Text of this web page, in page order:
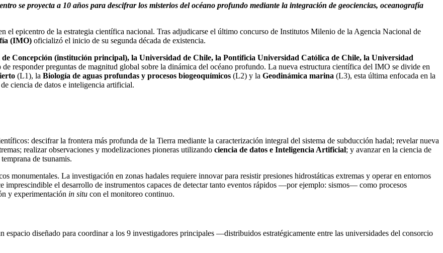
se proyecta a 10 años para descifrar los misterios del océano profundo mediante la integración de geociencias, oceanografía
el epicentro de la estrategia científica nacional. Tras adjudicarse el último concurso de Institutos Milenio de la Agencia Nacional de
(IMO) oficializó el inicio de su segunda década de existencia.
Concepción (institución principal), la Universidad de Chile, la Pontificia Universidad Católica de Chile, la Universidad
de responder preguntas de magnitud global sobre la dinámica del océano profundo. La nueva estructura científica del IMO se divide en
(L1), la Biología de aguas profundas y procesos biogeoquímicos (L2) y la Geodinámica marina (L3), esta última enfocada en la
ciencia de datos e inteligencia artificial.
descifrar la frontera más profunda de la Tierra mediante la caracterización integral del sistema de subducción hadal; revelar nueva
realizar observaciones y modelizaciones pioneras utilizando ciencia de datos e Inteligencia Artificial; y avanzar en la ciencia de
de tsunamis.
monumentales. La investigación en zonas hadales requiere innovar para resistir presiones hidrostáticas extremas y operar en entornos
imprescindible el desarrollo de instrumentos capaces de detectar tanto eventos rápidos —por ejemplo: sismos— como procesos
y experimentación in situ con el monitoreo continuo.
espacio diseñado para coordinar a los 9 investigadores principales —distribuidos estratégicamente entre las universidades del consorcio